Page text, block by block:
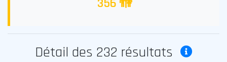
Détail des 232 résultats